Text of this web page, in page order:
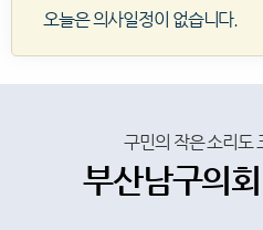
오늘은 의사일정이 없습니다.
구민의 작은 소리도
부산남구의